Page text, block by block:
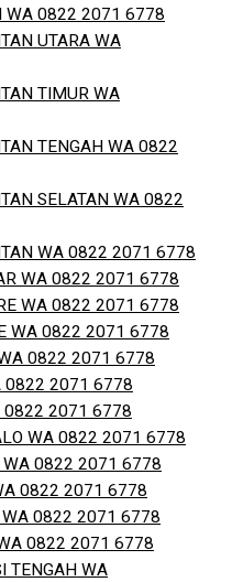
WA 0822 2071 6778
UTARA WA
TIMUR WA
TENGAH WA 0822
SELATAN WA 0822
WA 0822 2071 6778
WA 0822 2071 6778
WA 0822 2071 6778
WA 0822 2071 6778
WA 0822 2071 6778
0822 2071 6778
0822 2071 6778
WA 0822 2071 6778
WA 0822 2071 6778
0822 2071 6778
WA 0822 2071 6778
0822 2071 6778
TENGAH WA